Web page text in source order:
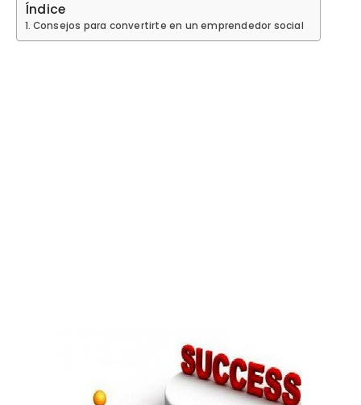
Índice
Consejos para convertirte en un emprendedor social